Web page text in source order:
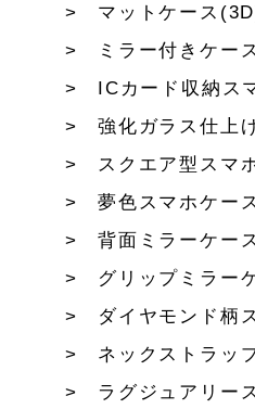
マットケース
ミラー付きケー
ICカード収納ス
強化ガラス仕上
スクエア型スマ
夢色スマホケー
背面ミラーケー
グリップミラー
ダイヤモンド柄
ネックストラッ
ラグジュアリー